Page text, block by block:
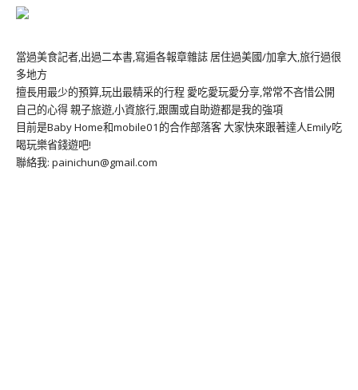
當過美食記者,出過二本書,寫遍各報章雜誌 居住過美國/加拿大,旅行過很
多地方
擅長用最少的預算,玩出最精采的行程 愛吃愛玩愛分享,常常不吝惜公開
自己的心得 親子旅遊,小資旅行,跟團或自助遊都是我的強項
目前是Baby Home和mobile01的合作部落客 大家快來跟著達人Emily吃
喝玩樂省錢遊吧!
聯絡我: painichun@gmail.com